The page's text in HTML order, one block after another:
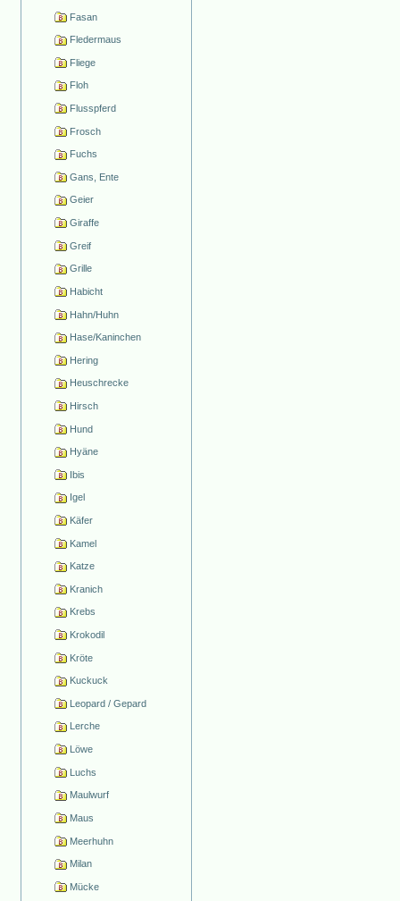
Fasan
Fledermaus
Fliege
Floh
Flusspferd
Frosch
Fuchs
Gans, Ente
Geier
Giraffe
Greif
Grille
Habicht
Hahn/Huhn
Hase/Kaninchen
Hering
Heuschrecke
Hirsch
Hund
Hyäne
Ibis
Igel
Käfer
Kamel
Katze
Kranich
Krebs
Krokodil
Kröte
Kuckuck
Leopard / Gepard
Lerche
Löwe
Luchs
Maulwurf
Maus
Meerhuhn
Milan
Mücke